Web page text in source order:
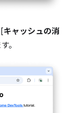
キャッシュの消
。